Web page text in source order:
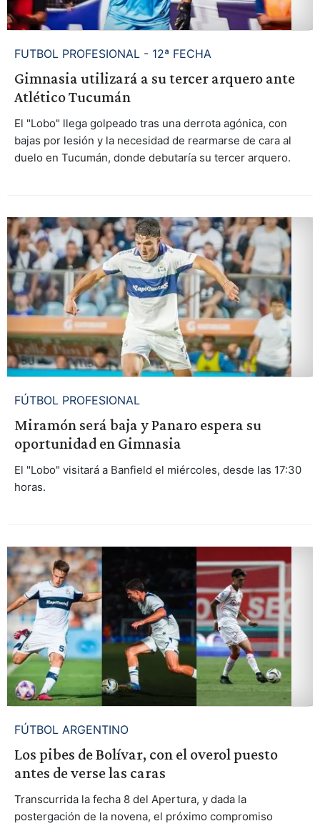
FUTBOL PROFESIONAL - 12ª FECHA
Gimnasia utilizará a su tercer arquero ante
Atlético Tucumán
El "Lobo" llega golpeado tras una derrota agónica, con
bajas por lesión y la necesidad de rearmarse de cara al
duelo en Tucumán, donde debutaría su tercer arquero.
FÚTBOL PROFESIONAL
Miramón será baja y Panaro espera su
oportunidad en Gimnasia
El "Lobo" visitará a Banfield el miércoles, desde las 17:30
horas.
FÚTBOL ARGENTINO
Los pibes de Bolívar, con el overol puesto
antes de verse las caras
Transcurrida la fecha 8 del Apertura, y dada la
postergación de la novena, el próximo compromiso